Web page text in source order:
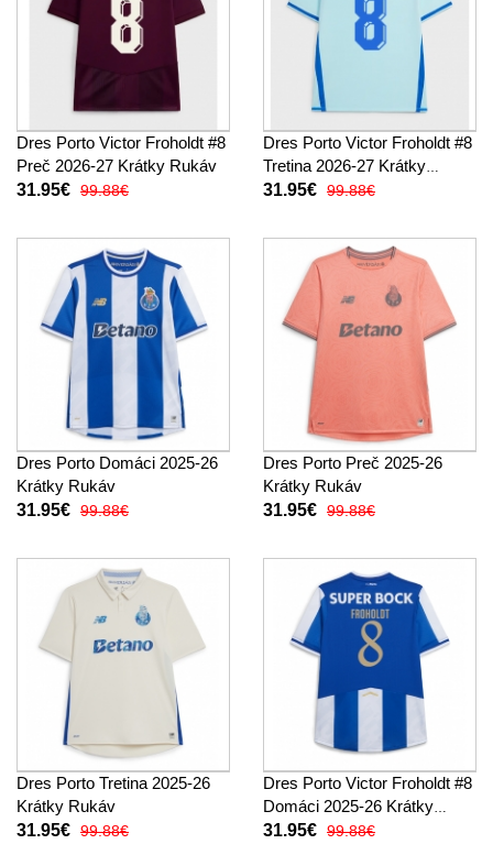
Dres Porto Victor Froholdt #8
Preč 2026-27 Krátky Rukáv
31.95€ 99.88€
Dres Porto Victor Froholdt #8
Tretina 2026-27 Krátky
Rukáv
31.95€ 99.88€
Dres Porto Domáci 2025-26
Krátky Rukáv
31.95€ 99.88€
Dres Porto Preč 2025-26
Krátky Rukáv
31.95€ 99.88€
Dres Porto Tretina 2025-26
Krátky Rukáv
31.95€ 99.88€
Dres Porto Victor Froholdt #8
Domáci 2025-26 Krátky
Rukáv
31.95€ 99.88€